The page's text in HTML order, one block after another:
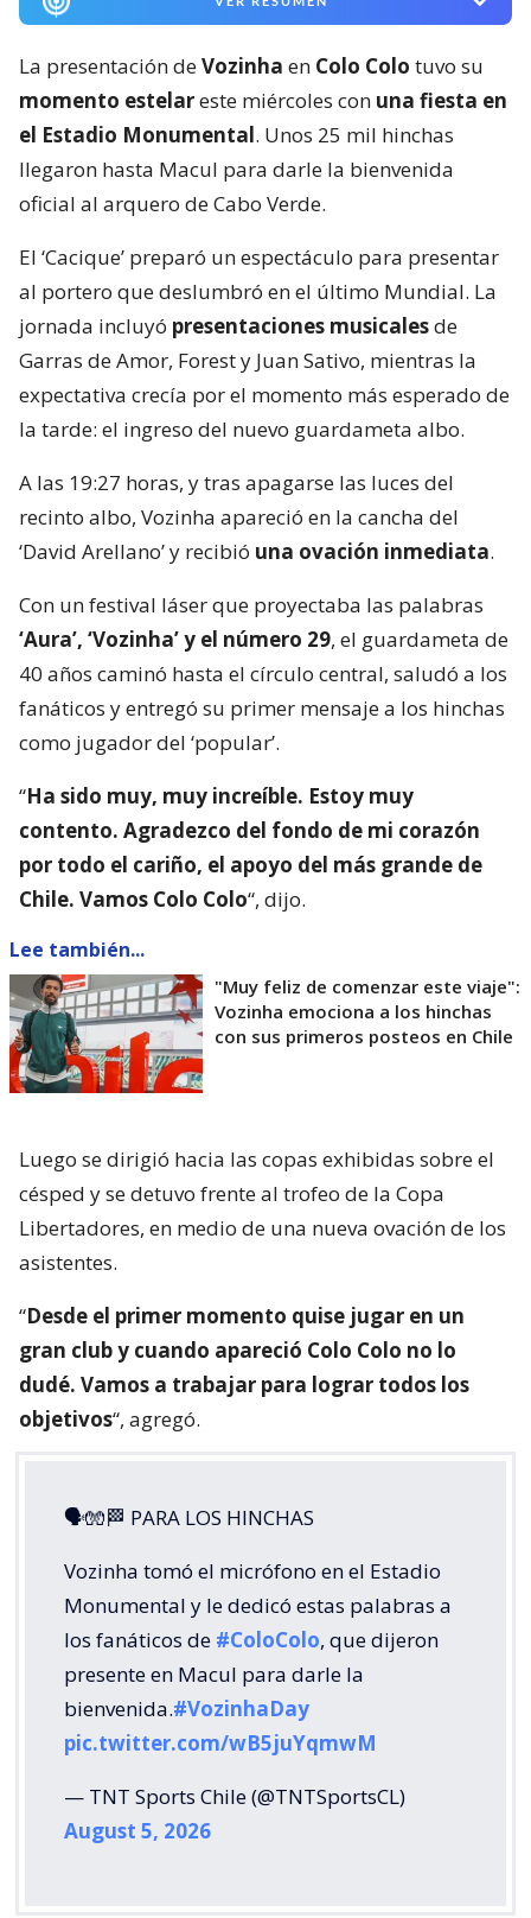
La presentación deVozinha en Colo Colo tuvo su
momento estelareste miércoles con una fiesta en
el Estadio Monumental. Unos 25 mil hinchas
llegaron hasta Macul para darle la bienvenida
oficial al arquero de Cabo Verde.
El ‘Cacique’ preparó un espectáculo para presentar
al portero que deslumbró en el último Mundial. La
jornada incluyó presentaciones musicalesde
Garras de Amor, Forest y Juan Sativo, mientras la
expectativa crecía por el momento más esperado de
la tarde: el ingreso del nuevo guardameta albo.
A las 19:27 horas, y tras apagarse las luces del
recinto albo, Vozinha apareció en la cancha del
‘David Arellano’ y recibió una ovación inmediata.
Con un festival láser que proyectaba las palabras
‘Aura’, ‘Vozinha’ y el número 29, el guardameta de
40 años caminó hasta el círculo central, saludó a los
fanáticos y entregó su primer mensaje a los hinchas
como jugador del ‘popular’.
“Ha sido muy, muy increíble. Estoy muy
contento. Agradezco del fondo de mi corazón
por todo el cariño, el apoyo del más grande de
Chile. Vamos Colo Colo“, dijo.
Lee también...
"Muy feliz de comenzar este viaje":
Vozinha emociona a los hinchas
con sus primeros posteos en Chile
Luego se dirigió hacia las copas exhibidas sobre el
césped y se detuvo frente al trofeo de la Copa
Libertadores, en medio de una nueva ovación de los
asistentes.
“Desde el primer momento quise jugar en un
gran club y cuando apareció Colo Colo no lo
dudé. Vamos a trabajar para lograr todos los
objetivos“, agregó.
🗣🧤🏁 PARA LOS HINCHAS
Vozinha tomó el micrófono en el Estadio
Monumental y le dedicó estas palabras a
los fanáticos de #ColoColo, que dijeron
presente en Macul para darle la
bienvenida.#VozinhaDay
pic.twitter.com/wB5juYqmwM
— TNT Sports Chile (@TNTSportsCL)
August 5, 2026